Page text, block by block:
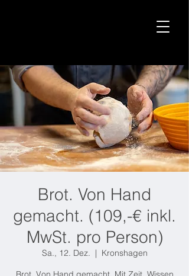
Brot. Von Hand
gemacht. (109,-€ inkl.
MwSt. pro Person)
Sa., 12. Dez.
  |
Kronshagen